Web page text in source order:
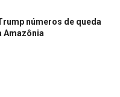
números de queda
Amazônia